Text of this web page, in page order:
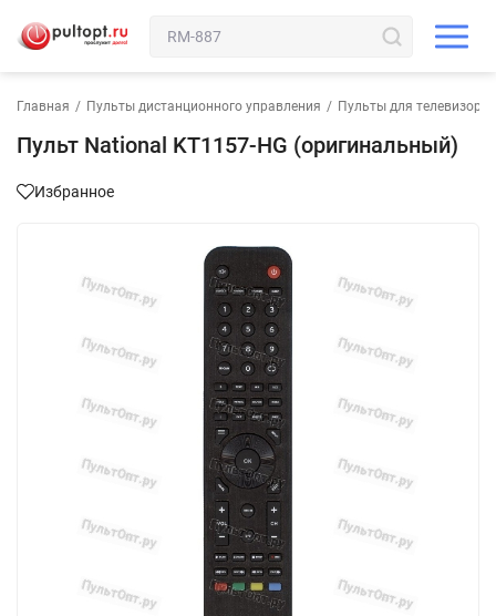
Главная / Пульты дистанционного управления / Пульты для телевизора
Пульт National KT1157-HG (оригинальный)
Избранное